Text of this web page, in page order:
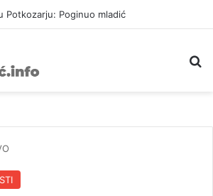
Potkozarju: Poginuo mladić